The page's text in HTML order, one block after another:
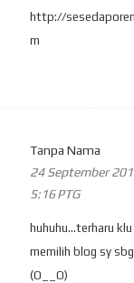
http://
m
Tanpa Nama
24 September
5:16 PTG
huhuhu...terharu klu
memilih blog sy
(O__O)